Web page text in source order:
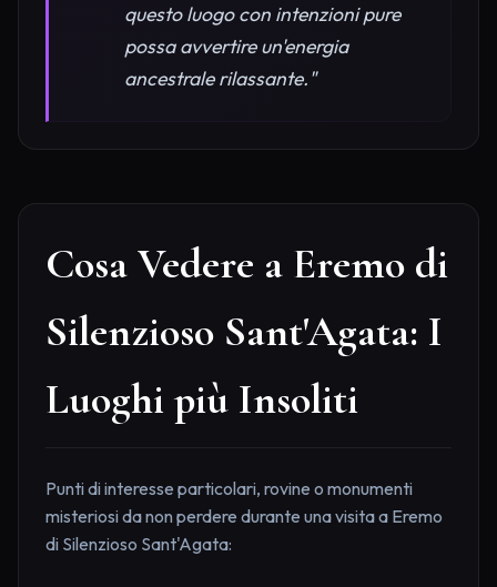
questo luogo con intenzioni pure
possa avvertire un'energia
ancestrale rilassante."
Cosa Vedere a Eremo di
Silenzioso Sant'Agata: I
Luoghi più Insoliti
Punti di interesse particolari, rovine o monumenti
misteriosi da non perdere durante una visita a Eremo
di Silenzioso Sant'Agata: